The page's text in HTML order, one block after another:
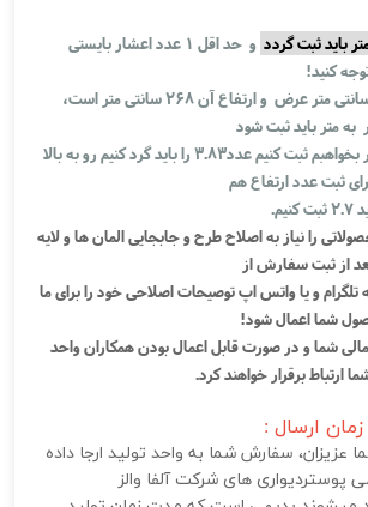
باید ثبت گردد
و حد اقل 1 عدد اعشار بایستی
کنید!
مثال: ابعاد دیوار ما 383 سانتی متر عرض و ارتفاع آن 268 سانتی متر است،
به متر باید ثبت شود
اگر ابعاد عرض را به اعضار بخواهبم ثبت کنیم عدد3.83 را باید گرد کنیم رو به بالا
را نیاز به اصلاح طرح و جابجایی المان ها و لایه
از ثبت سفارش از
تلگرام و یا واتس اپ توصیحات اصلاحی خود را برای ما
شما اعمال شود!
شما و در صورت قابل اعمال بودن همکاران واحد
ارتباط برقرار خواهند کرد.
ارسال :
سفارش شما به واحد تولید ارجا داده
های شرکت آلفا والز